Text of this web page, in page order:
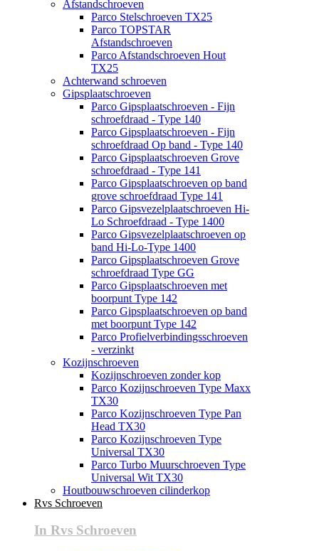
Afstandschroeven
Parco Stelschroeven TX25
Parco TOPSTAR
Afstandschroeven
Parco Afstandschroeven Hout
TX25
Achterwand schroeven
Gipsplaatschroeven
Parco Gipsplaatschroeven - Fijn
schroefdraad - Type 140
Parco Gipsplaatschroeven - Fijn
schroefdraad Op band - Type 140
Parco Gipsplaatschroeven Grove
schroefdraad - Type 141
Parco Gipsplaatschroeven op band
grove schroefdraad Type 141
Parco Gipsvezelplaatschroeven Hi-
Lo Schroefdraad - Type 1400
Parco Gipsvezelplaatschroeven op
band Hi-Lo-Type 1400
Parco Gipsplaatschroeven Grove
schroefdraad Type GG
Parco Gipsplaatschroeven met
boorpunt Type 142
Parco Gipsplaatschroeven op band
met boorpunt Type 142
Parco Profielverbindingsschroeven
- verzinkt
Kozijnschroeven
Kozijnschroeven zonder kop
Parco Kozijnschroeven Type Maxx
TX30
Parco Kozijnschroeven Type Pan
Head TX30
Parco Kozijnschroeven Type
Universal TX30
Parco Turbo Muurschroeven Type
Universal Wit TX30
Houtbouwschroeven cilinderkop
Rvs Schroeven
In Rvs Schroeven